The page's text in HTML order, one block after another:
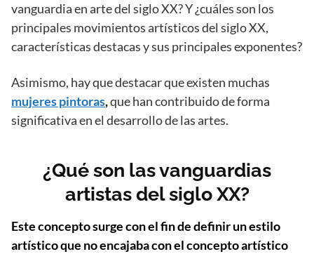
vanguardia en arte del siglo XX? Y ¿cuáles son los
principales movimientos artísticos del siglo XX,
características destacas y sus principales exponentes?
Asimismo, hay que destacar que existen muchas
mujeres pintoras,que han contribuido de forma
significativa en el desarrollo de las artes.
¿Qué son las vanguardias
artistas del siglo XX?
Este concepto surge con el fin de definir un estilo
artístico que no encajaba con el concepto artístico